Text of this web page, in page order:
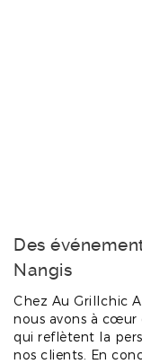
Des
Nangis
Chez Au Grillchic
nous avons à cœur
qui reflètent la
nos clients. En